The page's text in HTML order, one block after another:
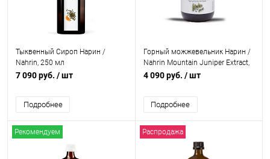
Тыквенный Сироп Нарин /
Nahrin, 250 мл
7 090 руб. / шт
Подробнее
Горный можжевельник Нарин /
Nahrin Mountain Juniper Extract,
500 гр
4 090 руб. / шт
Подробнее
Рекомендуем Распродажа